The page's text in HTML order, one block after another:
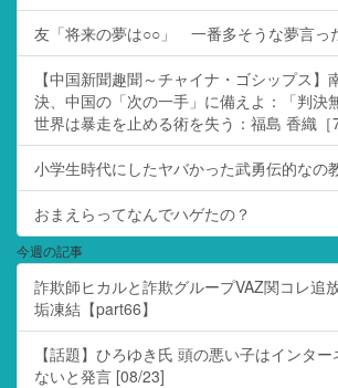
友「将来の夢は○○」 一番多そうな夢言っ
【中国新聞趣聞～チャイナ・ゴシップス】
決、中国の「次の一手」に備えよ：「判決
世界は暴走を止める術を失う：福島 香織［
小学生時代にしたヤバかった武勇伝的なの
おまえらってなんでハゲたの？
今週の記事
詐欺師ヒカルと詐欺グループVAZ関コレ追
垢凍結【part66】
【話題】ひろゆき氏 頭の悪い子はインタ
ないと発言 [08/23]